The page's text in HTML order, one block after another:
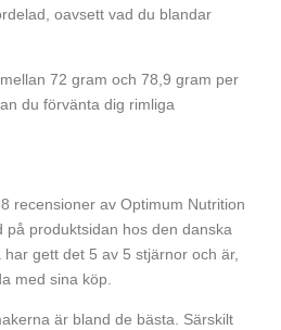
oavsett vad du blandar
72 gram och 78,9 gram per
du förvänta dig rimliga
recensioner av Optimum Nutrition
på produktsidan hos den danska
gett det 5 av 5 stjärnor och är,
med sina köp.
är bland de bästa. Särskilt